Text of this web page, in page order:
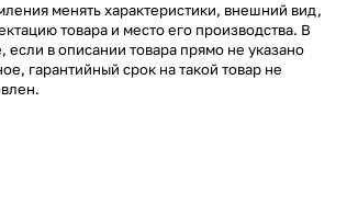
менять характеристики, внешний вид,
товара и место его производства. В
если в описании товара прямо не указано
гарантийный срок на такой товар не